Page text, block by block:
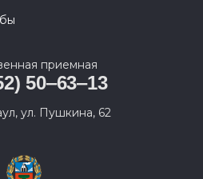
приемная
50‒63‒13
ул. Пушкина, 62